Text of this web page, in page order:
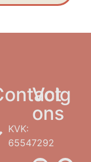
KVK:
65547292
Volg
ons